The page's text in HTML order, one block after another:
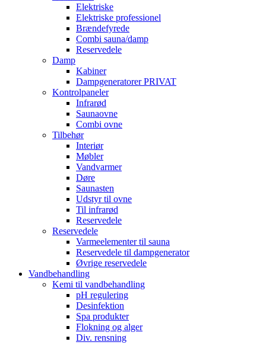
Elektriske
Elektriske professionel
Brændefyrede
Combi sauna/damp
Reservedele
Damp
Kabiner
Dampgeneratorer PRIVAT
Kontrolpaneler
Infrarød
Saunaovne
Combi ovne
Tilbehør
Interiør
Møbler
Vandvarmer
Døre
Saunasten
Udstyr til ovne
Til infrarød
Reservedele
Reservedele
Varmeelementer til sauna
Reservedele til dampgenerator
Øvrige reservedele
Vandbehandling
Kemi til vandbehandling
pH regulering
Desinfektion
Spa produkter
Flokning og alger
Div. rensning